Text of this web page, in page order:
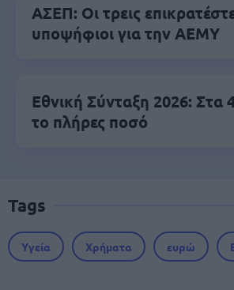
ΑΣΕΠ: Οι τρεις
υποψήφιοι για την ΑΕΜΥ
Εθνική Σύνταξη 2026: Στα
το πλήρες ποσό
Tags
Υγεία Χρήματα ευρώ